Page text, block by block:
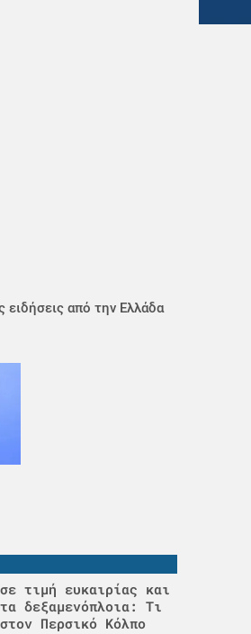
ειδήσεις από την Ελλάδα
τιμή ευκαιρίας και
δεξαμενόπλοια: Τι
Περσικό Κόλπο